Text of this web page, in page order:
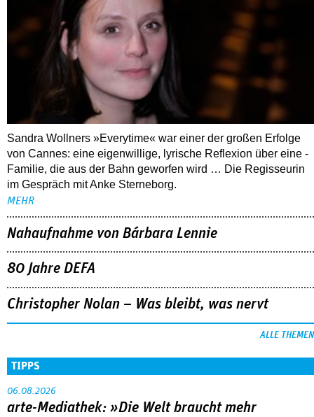
Sandra Wollners »Everytime« war einer der großen Erfolge
von Cannes: eine eigenwillige, lyrische Reflexion über eine ­
Familie, die aus der Bahn geworfen wird … Die Regisseurin
im Gespräch mit Anke Sterneborg.
MEHR
Nahaufnahme von Bárbara Lennie
80 Jahre DEFA
Christopher Nolan – Was bleibt, was nervt
ALLE THEMEN
TIPPS
06.08.2026
arte-Mediathek: »Die Welt braucht mehr